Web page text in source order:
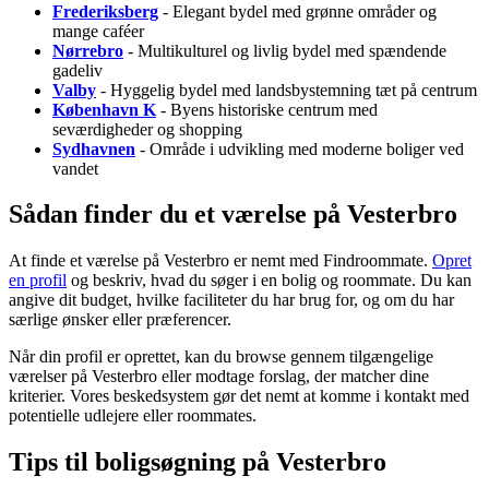
Frederiksberg - Elegant bydel med grønne områder og
mange caféer
Nørrebro - Multikulturel og livlig bydel med spændende
gadeliv
Valby - Hyggelig bydel med landsbystemning tæt på centrum
København K - Byens historiske centrum med
seværdigheder og shopping
Sydhavnen - Område i udvikling med moderne boliger ved
vandet
Sådan finder du et værelse på Vesterbro
At finde et værelse på Vesterbro er nemt med Findroommate. Opret
en profil og beskriv, hvad du søger i en bolig og roommate. Du kan
angive dit budget, hvilke faciliteter du har brug for, og om du har
særlige ønsker eller præferencer.
Når din profil er oprettet, kan du browse gennem tilgængelige
værelser på Vesterbro eller modtage forslag, der matcher dine
kriterier. Vores beskedsystem gør det nemt at komme i kontakt med
potentielle udlejere eller roommates.
Tips til boligsøgning på Vesterbro